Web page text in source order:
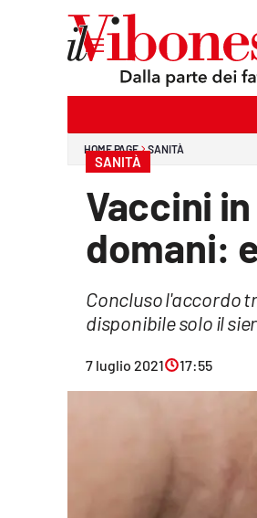
HOME PAGE SANITÀ
SANITÀ
Vaccini
domani:
Concluso l'accordo
disponibile solo il
7 luglio 2021 17:55